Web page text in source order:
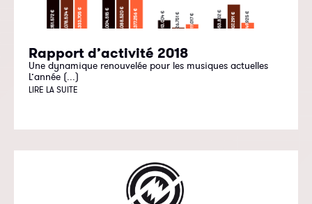
Rapport d’activité 2018
Une dynamique renouvelée pour les musiques actuelles
L’année (...)
LIRE LA SUITE